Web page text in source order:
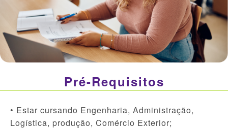
Pré-Requisitos
• Estar cursando Engenharia, Administração,
Logística, produção, Comércio Exterior;